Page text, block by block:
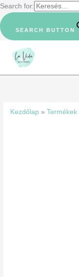
Search for:
SEARCH BUTTON
Skip
to
content
Kezdőlap »Termékek